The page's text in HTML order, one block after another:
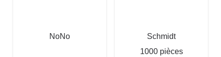
NoNo
Schmidt
1000 pièces